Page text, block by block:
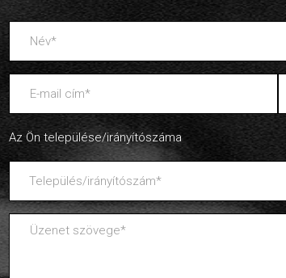
Az Ön települése/irányítószáma